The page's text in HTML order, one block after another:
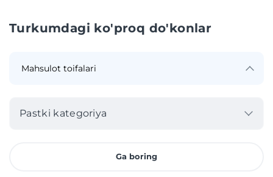
Turkumdagi ko'proq do'konlar
Pastki kategoriya
Ga boring